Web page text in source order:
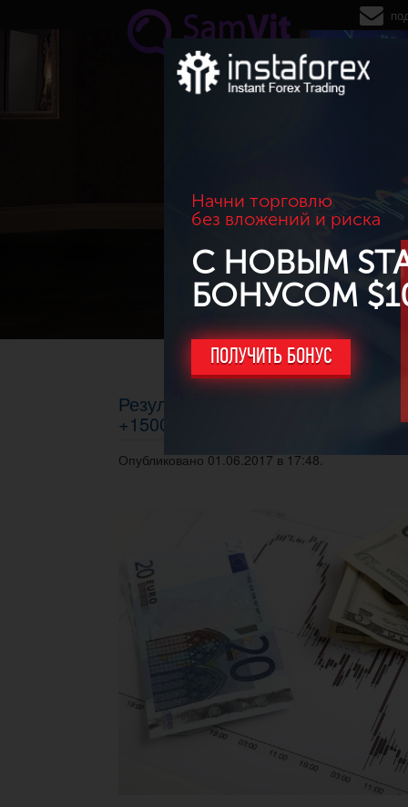
Перейти к основному содержанию
Начни торговлю
без вложений и риска
С НОВЫМ
БОНУСОМ
ПОЛУЧИТЬ БОНУС
Результаты торговли за май
+1500$
Опубликовано 01.06.2017 в 17:48.